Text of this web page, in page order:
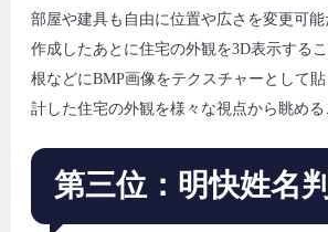
部屋や建具も自由に位置や広さを変更可
作成したあとに住宅の外観を3D表示する
根などにBMP画像をテクスチャーとして
計した住宅の外観を様々な視点から眺める
第三位：明快姓名